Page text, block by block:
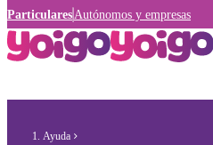
Particulares Autónomos y empresas
Ayuda